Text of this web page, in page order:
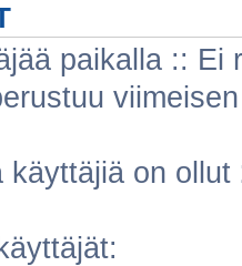
paikalla :: Ei
käyttäjiä on ollut